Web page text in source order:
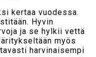
kertaa vuodessa.
Hyvin
ja se hylkii vettä
myös
harvinaisempi